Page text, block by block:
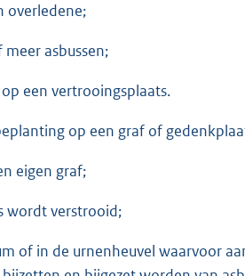
overledene;
asbussen;
een vertrooingsplaats.
op een graf of
eigen graf;
wordt verstrooid;
of in de urnenheuvel waarvoor